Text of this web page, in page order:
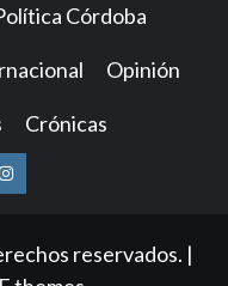
Córdoba
Opinión
Crónicas
Instagram
reservados. |